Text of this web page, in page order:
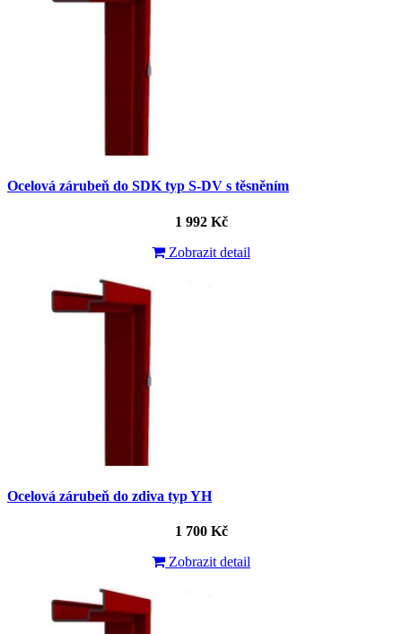
Ocelová zárubeň do SDK typ S-DV s těsněním
1 992 Kč
Zobrazit detail
Ocelová zárubeň do zdiva typ YH
1 700 Kč
Zobrazit detail